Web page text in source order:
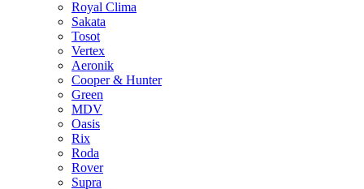
Royal Clima
Sakata
Tosot
Vertex
Aeronik
Cooper & Hunter
Green
MDV
Oasis
Rix
Roda
Rover
Supra